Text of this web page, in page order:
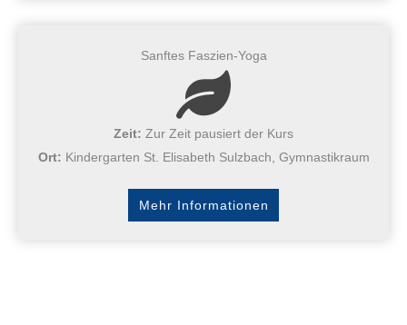
Sanftes Faszien-Yoga
Zeit: Zur Zeit pausiert der Kurs
Ort: Kindergarten St. Elisabeth Sulzbach, Gymnastikraum
Mehr Informationen